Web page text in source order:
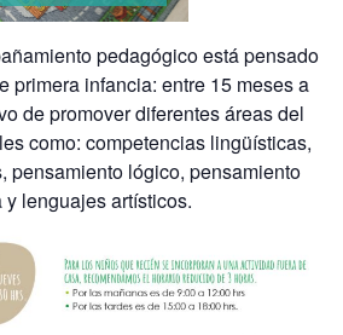
pedagógico está pensado
primera infancia: entre 15 meses a
de promover diferentes áreas del
como: competencias lingüísticas,
pensamiento lógico, pensamiento
lenguajes artísticos.